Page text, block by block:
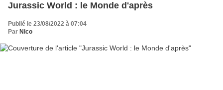
Jurassic World : le Monde d'après
Publié le 23/08/2022 à 07:04
Par Nico